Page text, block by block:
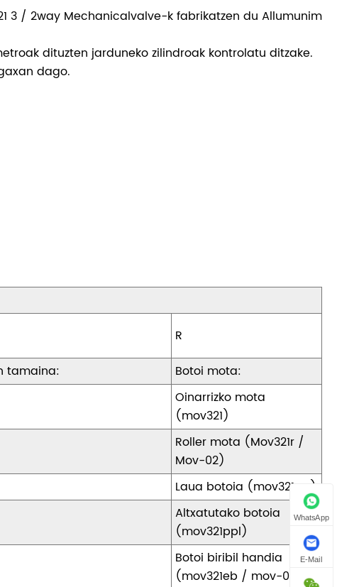
3 / 2way Mechanicalvalve-k fabrikatzen du Allumunim
dituzten jarduneko zilindroak kontrolatu ditzake.
dago.
R
tamaina:
Botoi mota:
Oinarrizko mota
(mov321)
Roller mota (Mov321r /
Mov-02)
Laua botoia (mov321pp)
Altxatutako botoia
(mov321ppl)
Botoi biribil handia
(mov321eb / mov-03a)
WhatsApp
E-Mail